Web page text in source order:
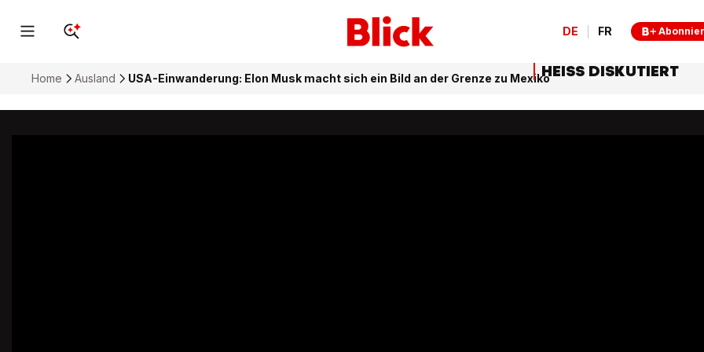
DE FR
Home Ausland USA-Einwanderung: Elon Musk macht sich ein Bild an der Grenze zu MexikoHEISS DISKUTIERT